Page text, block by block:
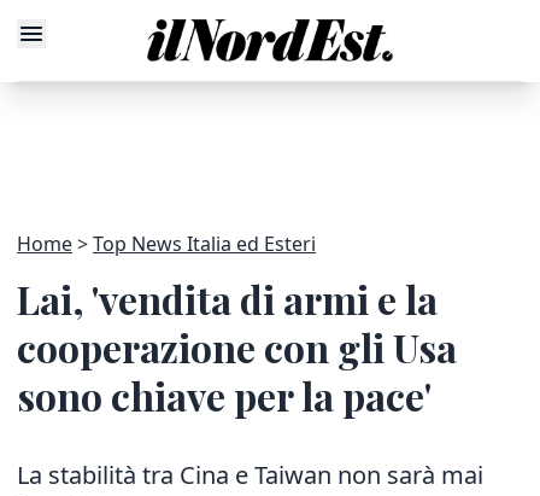
Home Top News Italia ed Esteri
Lai, 'vendita di armi e la
cooperazione con gli Usa
sono chiave per la pace'
La stabilità tra Cina e Taiwan non sarà mai